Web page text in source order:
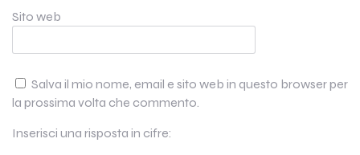
Sito web
Salva il mio nome, email e sito web in questo browser per
la prossima volta che commento.
Inserisci una risposta in cifre: